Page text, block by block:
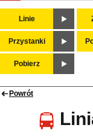
Linie
Przystanki
Pobierz
Powrót